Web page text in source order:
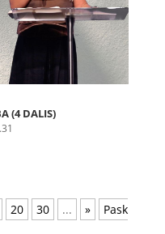
(4 DALIS)
20 30 ... »
Pask